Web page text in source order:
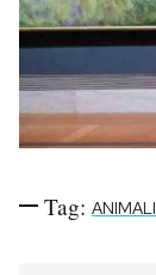
Tag: ANIMALI